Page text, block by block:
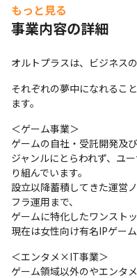
もっと見る
事業内容の詳細
オルトプラスは、ビジネスの
それぞれの夢中になれるこ
ます。
＜ゲーム事業＞
ゲームの自社・受託開発及
ジャンルにとらわれず、ユ
り組んでいます。
設立以降蓄積してきた運営
フラ運用まで、
ゲームに特化したワンスト
現在は女性向け有名IPゲー
＜エンタメ×IT事業＞
ゲーム領域以外のやエンタ